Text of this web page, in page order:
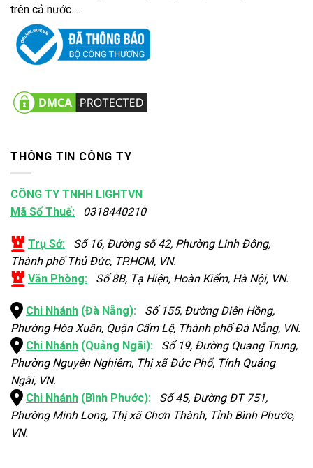
trên cả nước….
THÔNG TIN CÔNG TY
CÔNG TY TNHH LIGHTVN
Mã Số Thuế: 0318440210
Trụ Sở: Số 16, Đường số 42, Phường Linh Đông,
Thành phố Thủ Đức, TP.HCM, VN.
Văn Phòng: Số 8B, Tạ Hiện, Hoàn Kiếm, Hà Nội, VN.
Chi Nhánh (Đà Nẵng): Số 155, Đường Diên Hồng,
Phường Hòa Xuân, Quận Cẩm Lệ, Thành phố Đà Nẵng, VN.
Chi Nhánh (Quảng Ngãi): Số 19, Đường Quang Trung,
Phường Nguyễn Nghiêm, Thị xã Đức Phổ, Tỉnh Quảng
Ngãi, VN.
Chi Nhánh (Bình Phước): Số 45, Đường ĐT 751,
Phường Minh Long, Thị xã Chơn Thành, Tỉnh Bình Phước,
VN.